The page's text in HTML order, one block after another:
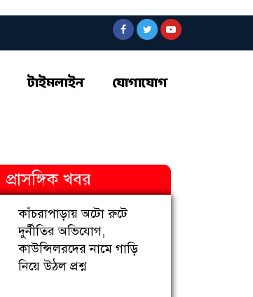
টাইমলাইন যোগাযোগ
প্রাসঙ্গিক খবর
কাঁচরাপাড়ায় অটো রুটে
দুর্নীতির অভিযোগ,
কাউন্সিলরদের নামে গাড়ি
নিয়ে উঠল প্রশ্ন